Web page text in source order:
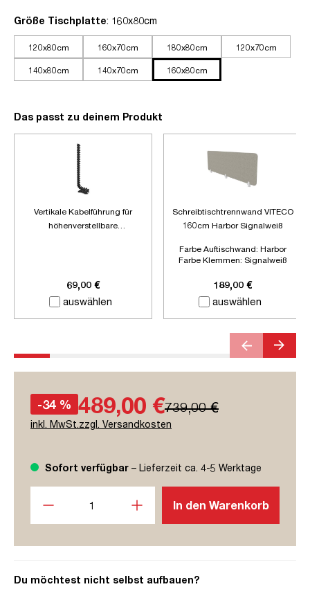
Größe Tischplatteauswählen
: 160x80cm
120x80cm 160x70cm 180x80cm 120x70cm
140x80cm 140x70cm 160x80cm
Das passt zu deinem Produkt
auswählen
Vertikale Kabelführung für
höhenverstellbare
69,00 €
auswählen
Schreibtischtrennwand VITECO
160cm Harbor Signalweiß
Farbe Auftischwand: Harbor
Farbe Klemmen: Signalweiß
189,00 €
-34 % 489,00 €739,00 €
inkl. MwSt.zzgl. Versandkosten
Sofort verfügbar – Lieferzeit ca. 4-5 Werktage
In den Warenkorb
Du möchtest nicht selbst aufbauen?